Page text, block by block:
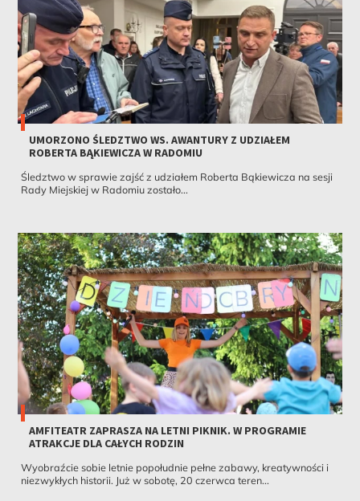
UMORZONO ŚLEDZTWO WS. AWANTURY Z UDZIAŁEM
ROBERTA BĄKIEWICZA W RADOMIU
Śledztwo w sprawie zajść z udziałem Roberta Bąkiewicza na sesji
Rady Miejskiej w Radomiu zostało...
AMFITEATR ZAPRASZA NA LETNI PIKNIK. W PROGRAMIE
ATRAKCJE DLA CAŁYCH RODZIN
Wyobraźcie sobie letnie popołudnie pełne zabawy, kreatywności i
niezwykłych historii. Już w sobotę, 20 czerwca teren...